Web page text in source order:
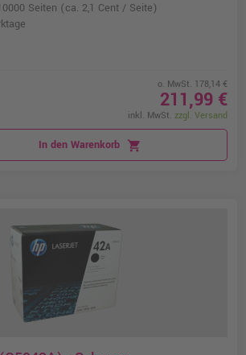
Seiten (ca. 2,1 Cent / Seite)
o. MwSt. 178,14 €
211,99 €
inkl. MwSt. zzgl. Versand
In den Warenkorb shopping_cart